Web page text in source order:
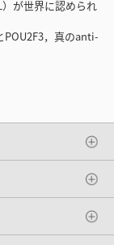
が世界に認められ
，真のanti-